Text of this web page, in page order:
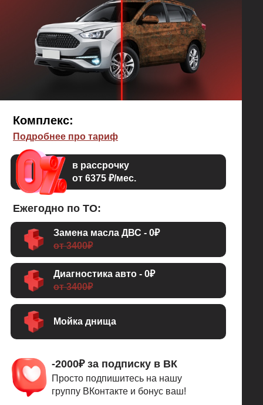
-2000₽ за подписку в ВК
Просто подпишитесь на нашу
группу ВКонтакте и бонус ваш!
Ежегодно по ТО:
Подробнее про тариф
Комплекс:
Мойка днища
Диагностика авто - 0₽
от 3400₽
в рассрочку
от 6375 ₽/мес.
Замена масла ДВС - 0₽
от 3400₽